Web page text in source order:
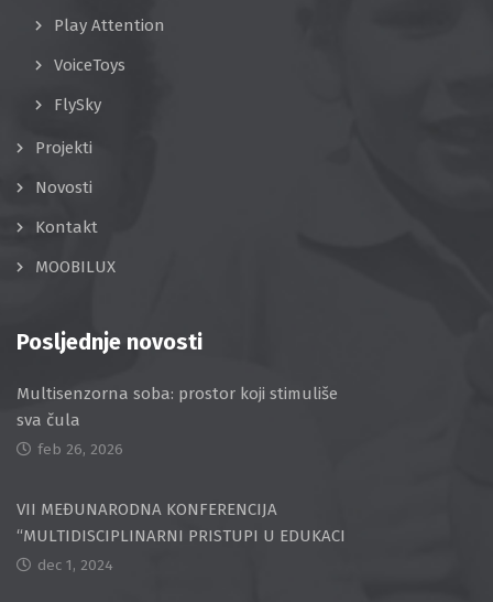
Play Attention
VoiceToys
FlySky
Projekti
Novosti
Kontakt
MOOBILUX
Posljednje novosti
Multisenzorna soba: prostor koji stimuliše
sva čula
feb 26, 2026
VII MEĐUNARODNA KONFERENCIJA
“MULTIDISCIPLINARNI PRISTUPI U EDUKACI
dec 1, 2024